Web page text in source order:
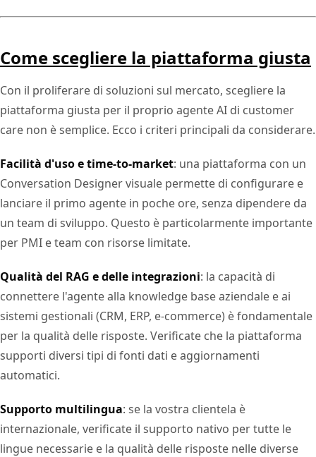
Come scegliere la piattaforma giusta
Con il proliferare di soluzioni sul mercato, scegliere la
piattaforma giusta per il proprio agente AI di customer
care non è semplice. Ecco i criteri principali da considerare.
Facilità d'uso e time-to-market: una piattaforma con un
Conversation Designer visuale permette di configurare e
lanciare il primo agente in poche ore, senza dipendere da
un team di sviluppo. Questo è particolarmente importante
per PMI e team con risorse limitate.
Qualità del RAG e delle integrazioni: la capacità di
connettere l'agente alla knowledge base aziendale e ai
sistemi gestionali (CRM, ERP, e-commerce) è fondamentale
per la qualità delle risposte. Verificate che la piattaforma
supporti diversi tipi di fonti dati e aggiornamenti
automatici.
Supporto multilingua: se la vostra clientela è
internazionale, verificate il supporto nativo per tutte le
lingue necessarie e la qualità delle risposte nelle diverse